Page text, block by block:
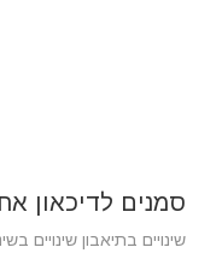
סמנים לדיכאון
שינויים בתיאבון שינויים